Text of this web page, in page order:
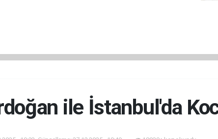
ile İstanbul'da